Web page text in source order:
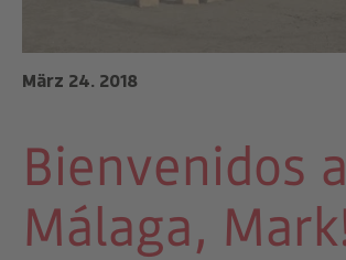
März 24. 2018
Bienvenidos a
Málaga,